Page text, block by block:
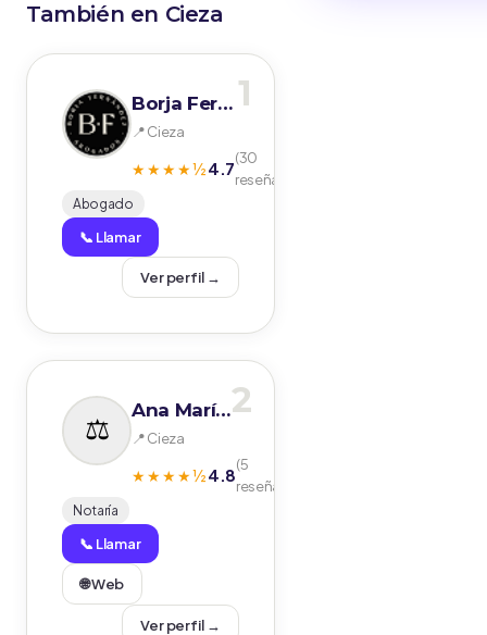
También en Cieza
1
Borja Fernández - ABOGADO en CIEZA
📍 Cieza
★★★★½4.7(30
reseñas)
Abogado
📞 Llamar
Ver perfil →
2
Ana María Alarcón Pomares
📍 Cieza
★★★★½4.8(5
reseñas)
Notaría
📞 Llamar
🌐 Web
Ver perfil →